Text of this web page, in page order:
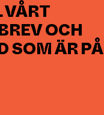
VÅRT
OCH
SOM ÄR PÅ